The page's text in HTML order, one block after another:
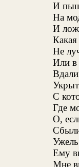
И
На
И
Какая
Не
Или в
С
Где
О,
Ему
Мне